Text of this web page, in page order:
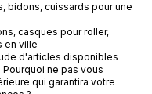
bidons, cuissards pour une
casques pour roller,
en ville
d'articles disponibles
ne pas vous
qui garantira votre